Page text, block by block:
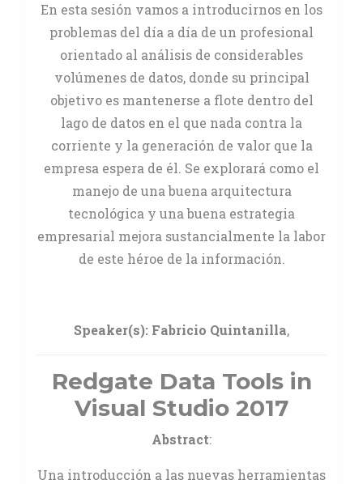
En esta sesión vamos a introducirnos en los
problemas del día a día de un profesional
orientado al análisis de considerables
volúmenes de datos, donde su principal
objetivo es mantenerse a flote dentro del
lago de datos en el que nada contra la
corriente y la generación de valor que la
empresa espera de él. Se explorará como el
manejo de una buena arquitectura
tecnológica y una buena estrategia
empresarial mejora sustancialmente la labor
de este héroe de la información.
Speaker(s): Fabricio Quintanilla,
Redgate Data Tools in
Visual Studio 2017
Abstract:
Una introducción a las nuevas herramientas